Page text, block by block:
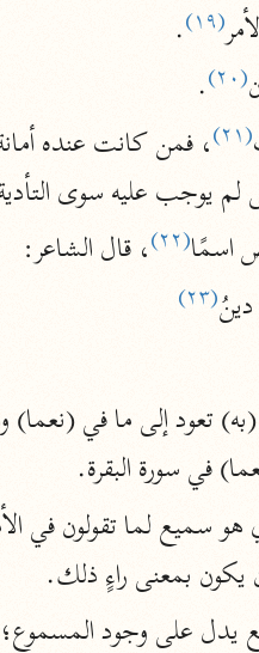
آثار
(١٩)
.
(٢٠)
.
(٢١)
لم يوجب عليه سوى
اسمًا(٢٢)
، قال الشاعر:
(٢٣)
في سورة البقرة.
يكون بمعنى راءٍ ذلك.